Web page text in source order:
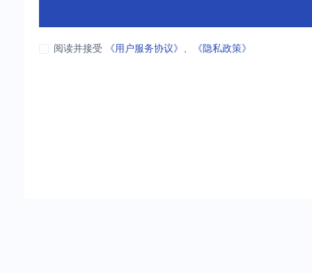
阅读并接受 《用户服务协议》 、 《隐私政策》